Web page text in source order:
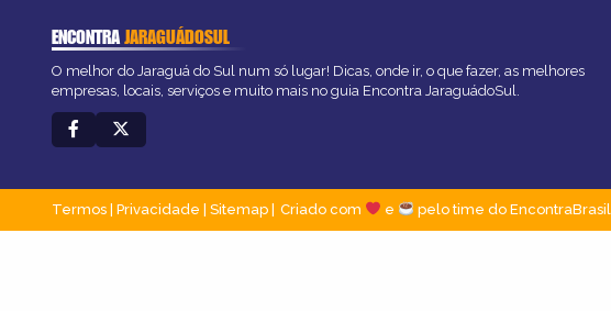
ENCONTRAJARAGUÁDOSUL
O melhor do Jaraguá do Sul num só lugar! Dicas, onde ir, o que fazer, as melhores
empresas, locais, serviços e muito mais no guia Encontra JaraguádoSul.
Termos Privacidade Sitemap Criado com e pelo time do EncontraBrasil